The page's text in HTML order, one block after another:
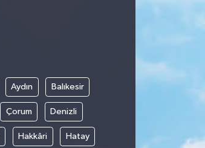
Aydın Balıkesir
Çorum Denizli
Hakkâri Hatay